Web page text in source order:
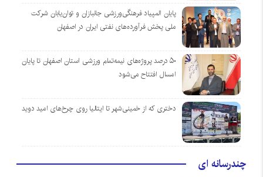
پایان المپیاد فرهنگی‌ورزشی جانبازان و توان‌یابان شرکت
ملی پخش فرآورده‌های نفتی ایران در اصفهان
۵۰ درصد پروژه‌های نیمه‌تمام ورزشی استان اصفهان تا پایان
امسال افتتاح می‌شود
دختری که از خمینی‌شهر تا ایتالیا روی چرخ‌های امید دوید
چندرسانه ای